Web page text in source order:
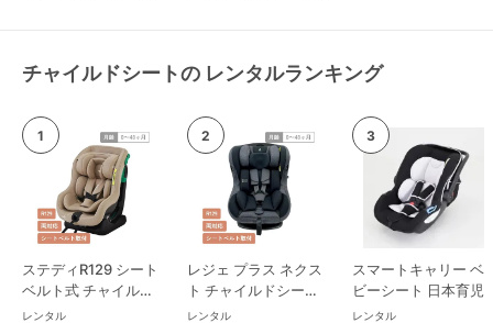
チャイルドシートの レンタルランキング
ステディR129 シート
ベルト式 チャイルド
シート ジョイー(joie)
レンタル
レジェ プラス ネクス
ト チャイルドシート
西松屋
レンタル
スマートキャリー ベ
ビーシート 日本育児
レンタル